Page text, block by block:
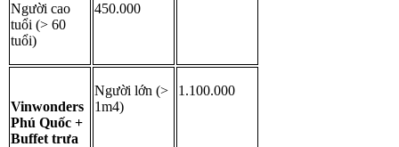
Người cao
tuổi (> 60
tuổi)
450.000
Vinwonders
Phú Quốc +
Buffet trưa
Người lớn (>
1m4)
1.100.000